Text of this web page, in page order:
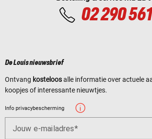
02 290
De Louis nieuwsbrief
Ontvang kosteloosalle informatie over actuele
koopjes of interessante nieuwtjes.
Info privacybescherming
Jouw e-mailadres